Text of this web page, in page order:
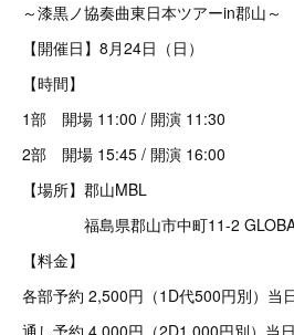
～漆黒ノ協奏曲東日本ツアーin郡山～
【開催日】8月24日（日）
【時間】
1部 開場 11:00 / 開演 11:30
2部 開場 15:45 / 開演 16:00
【場所】郡山MBL
福島県郡山市中町11-2 GLOBAL
【料金】
各部予約 2,500円（1D代500円別）当
通し予約 4,000円（2D1,000円別）当